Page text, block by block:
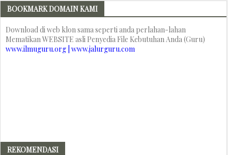
BOOKMARK DOMAIN KAMI
Download di web klon sama seperti anda perlahan-lahan
Mematikan WEBSITE asli Penyedia File Kebutuhan Anda (Guru)
www.ilmuguru.org | www.jalurguru.com
REKOMENDASI